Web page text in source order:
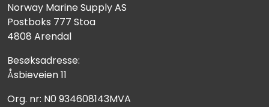
Norway Marine Supply AS
Postboks 777 Stoa
4808 Arendal
Besøksadresse:
Åsbieveien 11
Org. nr: N0 934608143MVA